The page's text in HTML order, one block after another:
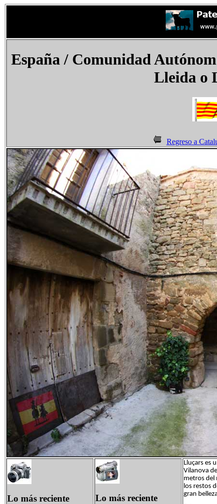
España/ Comunidad
Lleida o
Regreso a
Lo más reciente Lo más reciente
Lluçars es
Vilanova
metros del
los restos
gran